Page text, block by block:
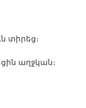
տիրեց։
աղջկան։